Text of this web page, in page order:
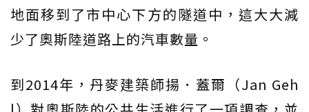
地面移到了市中心下方的隧道中，這大大減
少了奧斯陸道路上的汽車數量。
到2014年，丹麥建築師揚．蓋爾（Jan Geh